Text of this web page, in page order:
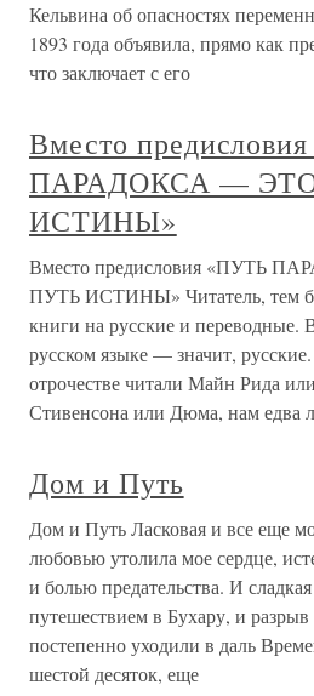
Кельвина об опасностях
1893 года объявила, прямо как
что заключает с его
Вместо
ПАРАДОКСА —
ИСТИНЫ»
Вместо предисловия «ПУТЬ
ПУТЬ ИСТИНЫ» Читатель, тем
книги на русские и переводные.
русском языке — значит,
отрочестве читали Майн Рида
Стивенсона или Дюма, нам едва
Дом и Путь
Дом и Путь Ласковая и все еще
любовью утолила мое сердце,
и болью предательства. И
путешествием в Бухару, и
постепенно уходили в даль
шестой десяток, еще